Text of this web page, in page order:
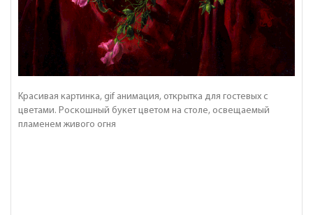
Красивая картинка, gif анимация, открытка для гостевых с
цветами. Роскошный букет цветом на столе, освещаемый
пламенем живого огня